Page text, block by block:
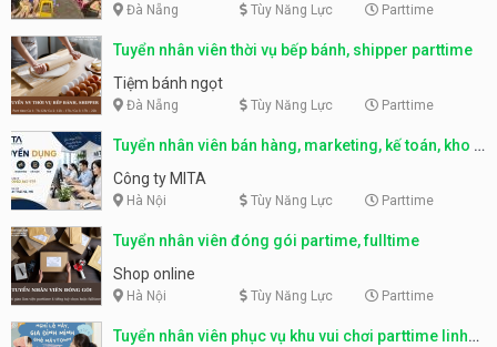
Đà Nẵng Tùy Năng Lực Parttime
Tuyển nhân viên thời vụ bếp bánh, shipper parttime
Tiệm bánh ngọt
Đà Nẵng Tùy Năng Lực Parttime
Tuyển nhân viên bán hàng, marketing, kế toán, kho –
parttime, fulltime
Công ty MITA
Hà Nội Tùy Năng Lực Parttime
Tuyển nhân viên đóng gói partime, fulltime
Shop online
Hà Nội Tùy Năng Lực Parttime
Tuyển nhân viên phục vụ khu vui chơi parttime linh